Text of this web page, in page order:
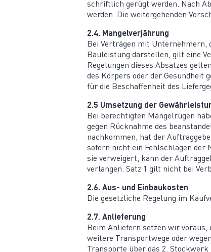
schriftlich gerügt werden. Nach
werden. Die weiter­ge­henden
2.4. Mangel­ver­jährung
Bei Verträgen mit Unter­nehmern,
Bauleistung darstellen, gilt eine
Regelungen dieses Absatzes
des Körpers oder der Gesundheit
für die Beschaf­fenheit des
2.5 Umsetzung der
Bei berech­tigten Mängel­rügen
gegen Rücknahme des
nachkommen, hat der
sofern nicht ein Fehlschlagen der
sie verweigert, kann der
verlangen. Satz 1 gilt nicht bei
2.6. Aus- und Einbaukosten
Die gesetz­liche Regelung im
2.7. Anlie­ferung
Beim Anliefern setzen wir voraus,
weitere Trans­portwege oder
Trans­porte über das 2.